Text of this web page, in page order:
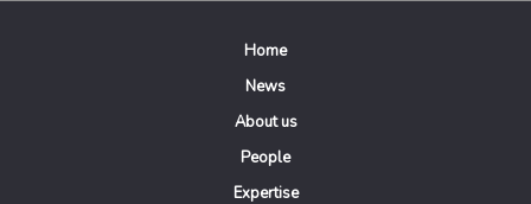
Home
News
About us
People
Expertise